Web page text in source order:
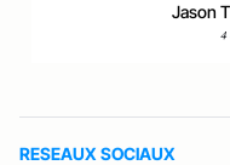
Jason
RESEAUX SOCIAUX